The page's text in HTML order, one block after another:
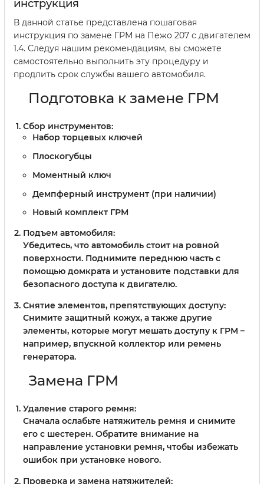
инструкция
В данной статье представлена пошаговая
инструкция по замене ГРМ на Пежо 207 с двигателем
1.4. Следуя нашим рекомендациям, вы сможете
самостоятельно выполнить эту процедуру и
продлить срок службы вашего автомобиля.
Подготовка к замене ГРМ
Сбор инструментов:
Набор торцевых ключей
Плоскогубцы
Моментный ключ
Демпферный инструмент (при наличии)
Новый комплект ГРМ
Подъем автомобиля:
Убедитесь, что автомобиль стоит на ровной
поверхности. Поднимите переднюю часть с
помощью домкрата и установите подставки для
безопасного доступа к двигателю.
Снятие элементов, препятствующих доступу:
Снимите защитный кожух, а также другие
элементы, которые могут мешать доступу к ГРМ –
например, впускной коллектор или ремень
генератора.
Замена ГРМ
Удаление старого ремня:
Сначала ослабьте натяжитель ремня и снимите
его с шестерен. Обратите внимание на
направление установки ремня, чтобы избежать
ошибок при установке нового.
Проверка и замена натяжителей: